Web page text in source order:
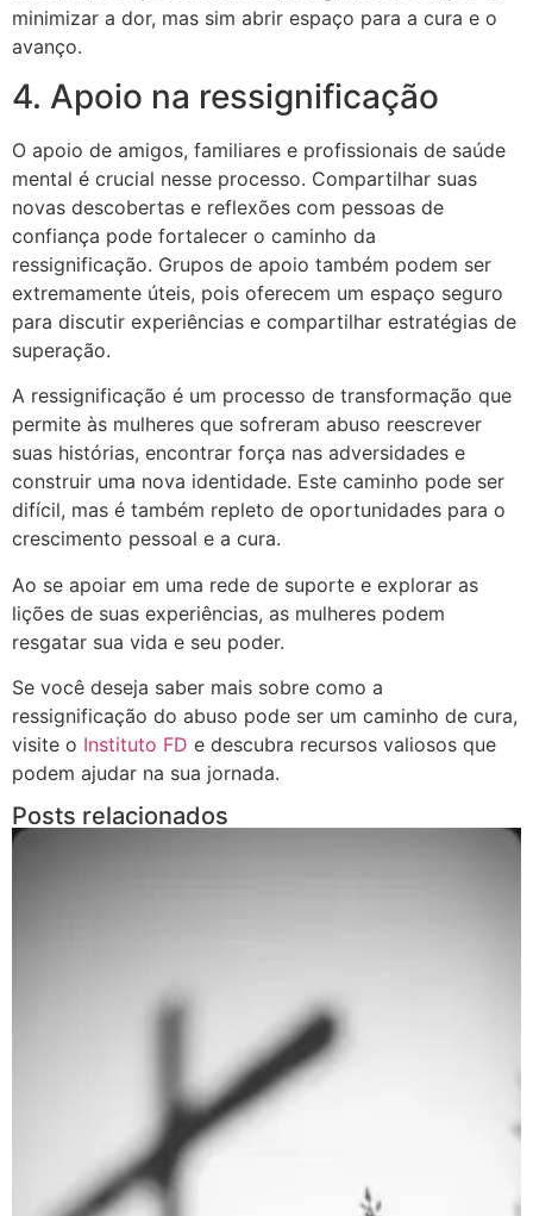
minimizar a dor, mas sim abrir espaço para a cura e o
avanço.
4. Apoio na ressignificação
O apoio de amigos, familiares e profissionais de saúde
mental é crucial nesse processo. Compartilhar suas
novas descobertas e reflexões com pessoas de
confiança pode fortalecer o caminho da
ressignificação. Grupos de apoio também podem ser
extremamente úteis, pois oferecem um espaço seguro
para discutir experiências e compartilhar estratégias de
superação.
A ressignificação é um processo de transformação que
permite às mulheres que sofreram abuso reescrever
suas histórias, encontrar força nas adversidades e
construir uma nova identidade. Este caminho pode ser
difícil, mas é também repleto de oportunidades para o
crescimento pessoal e a cura.
Ao se apoiar em uma rede de suporte e explorar as
lições de suas experiências, as mulheres podem
resgatar sua vida e seu poder.
Se você deseja saber mais sobre como a
ressignificação do abuso pode ser um caminho de cura,
visite o Instituto FD e descubra recursos valiosos que
podem ajudar na sua jornada.
Posts relacionados